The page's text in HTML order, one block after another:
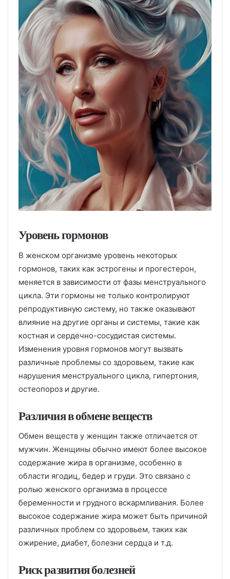
Уровень гормонов
В женском организме уровень некоторых
гормонов, таких как эстрогены и прогестерон,
меняется в зависимости от фазы менструального
цикла. Эти гормоны не только контролируют
репродуктивную систему, но также оказывают
влияние на другие органы и системы, такие как
костная и сердечно-сосудистая системы.
Изменения уровня гормонов могут вызвать
различные проблемы со здоровьем, такие как
нарушения менструального цикла, гипертония,
остеопороз и другие.
Различия в обмене веществ
Обмен веществ у женщин также отличается от
мужчин. Женщины обычно имеют более высокое
содержание жира в организме, особенно в
области ягодиц, бедер и груди. Это связано с
ролью женского организма в процессе
беременности и грудного вскармливания. Более
высокое содержание жира может быть причиной
различных проблем со здоровьем, таких как
ожирение, диабет, болезни сердца и т.д.
Риск развития болезней